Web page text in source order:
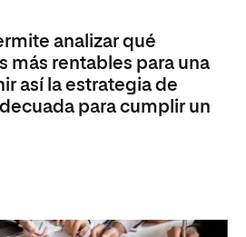
analizar qué
más rentables para una
así la estrategia de
para cumplir un